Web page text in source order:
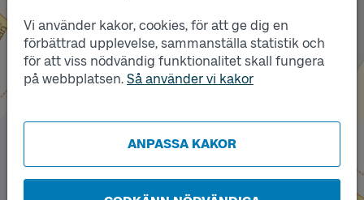
Vi använder kakor, cookies, för att ge dig en
förbättrad upplevelse, sammanställa statistik och
för att viss nödvändig funktionalitet skall fungera
på webbplatsen. Så använder vi kakor
ANPASSA KAKOR
Läge
A
Läge
B